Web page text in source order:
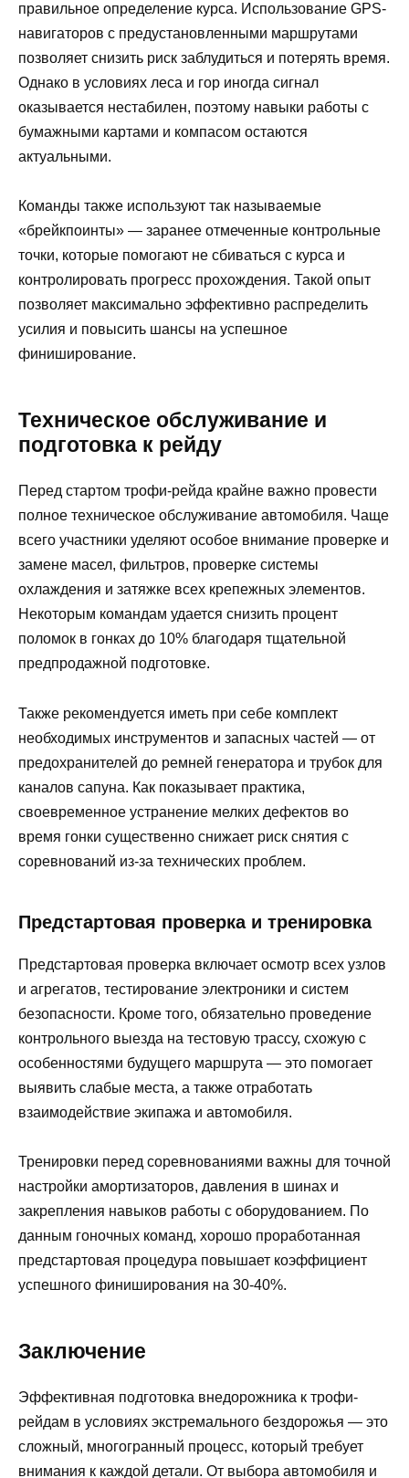
правильное определение курса. Использование GPS-
навигаторов с предустановленными маршрутами
позволяет снизить риск заблудиться и потерять время.
Однако в условиях леса и гор иногда сигнал
оказывается нестабилен, поэтому навыки работы с
бумажными картами и компасом остаются
актуальными.
Команды также используют так называемые
«брейкпоинты» — заранее отмеченные контрольные
точки, которые помогают не сбиваться с курса и
контролировать прогресс прохождения. Такой опыт
позволяет максимально эффективно распределить
усилия и повысить шансы на успешное
финиширование.
Техническое обслуживание и
подготовка к рейду
Перед стартом трофи-рейда крайне важно провести
полное техническое обслуживание автомобиля. Чаще
всего участники уделяют особое внимание проверке и
замене масел, фильтров, проверке системы
охлаждения и затяжке всех крепежных элементов.
Некоторым командам удается снизить процент
поломок в гонках до 10% благодаря тщательной
предпродажной подготовке.
Также рекомендуется иметь при себе комплект
необходимых инструментов и запасных частей — от
предохранителей до ремней генератора и трубок для
каналов сапуна. Как показывает практика,
своевременное устранение мелких дефектов во
время гонки существенно снижает риск снятия с
соревнований из-за технических проблем.
Предстартовая проверка и тренировка
Предстартовая проверка включает осмотр всех узлов
и агрегатов, тестирование электроники и систем
безопасности. Кроме того, обязательно проведение
контрольного выезда на тестовую трассу, схожую с
особенностями будущего маршрута — это помогает
выявить слабые места, а также отработать
взаимодействие экипажа и автомобиля.
Тренировки перед соревнованиями важны для точной
настройки амортизаторов, давления в шинах и
закрепления навыков работы с оборудованием. По
данным гоночных команд, хорошо проработанная
предстартовая процедура повышает коэффициент
успешного финиширования на 30-40%.
Заключение
Эффективная подготовка внедорожника к трофи-
рейдам в условиях экстремального бездорожья — это
сложный, многогранный процесс, который требует
внимания к каждой детали. От выбора автомобиля и